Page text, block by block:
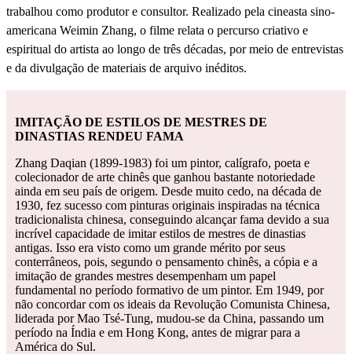
trabalhou como produtor e consultor. Realizado pela cineasta sino-
americana Weimin Zhang, o filme relata o percurso criativo e
espiritual do artista ao longo de três décadas, por meio de entrevistas
e da divulgação de materiais de arquivo inéditos.
IMITAÇÃO DE ESTILOS DE MESTRES DE
DINASTIAS RENDEU FAMA
Zhang Daqian (1899-1983) foi um pintor, calígrafo, poeta e
colecionador de arte chinês que ganhou bastante notoriedade
ainda em seu país de origem. Desde muito cedo, na década de
1930, fez sucesso com pinturas originais inspiradas na técnica
tradicionalista chinesa, conseguindo alcançar fama devido a sua
incrível capacidade de imitar estilos de mestres de dinastias
antigas. Isso era visto como um grande mérito por seus
conterrâneos, pois, segundo o pensamento chinês, a cópia e a
imitação de grandes mestres desempenham um papel
fundamental no período formativo de um pintor. Em 1949, por
não concordar com os ideais da Revolução Comunista Chinesa,
liderada por Mao Tsé-Tung, mudou-se da China, passando um
período na Índia e em Hong Kong, antes de migrar para a
América do Sul.